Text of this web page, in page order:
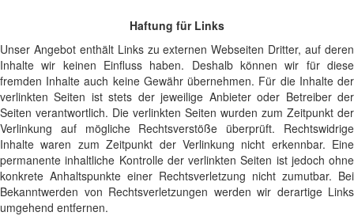
Haftung für Links
Unser Angebot enthält Links zu externen Webseiten Dritter, auf deren
Inhalte wir keinen Einfluss haben. Deshalb können wir für diese
fremden Inhalte auch keine Gewähr übernehmen. Für die Inhalte der
verlinkten Seiten ist stets der jeweilige Anbieter oder Betreiber der
Seiten verantwortlich. Die verlinkten Seiten wurden zum Zeitpunkt der
Verlinkung auf mögliche Rechtsverstöße überprüft. Rechtswidrige
Inhalte waren zum Zeitpunkt der Verlinkung nicht erkennbar. Eine
permanente inhaltliche Kontrolle der verlinkten Seiten ist jedoch ohne
konkrete Anhaltspunkte einer Rechtsverletzung nicht zumutbar. Bei
Bekanntwerden von Rechtsverletzungen werden wir derartige Links
umgehend entfernen.